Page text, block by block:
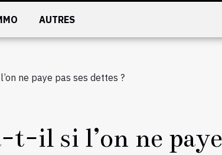
AUTRES
ne paye pas ses dettes ?
il si l’on ne